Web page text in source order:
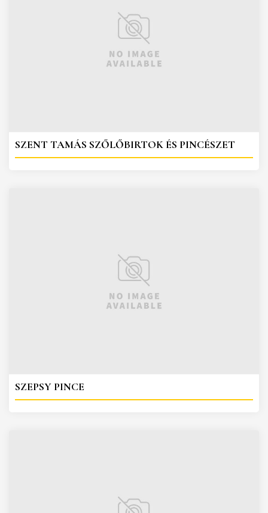
SZENT TAMÁS SZŐLŐBIRTOK ÉS PINCÉSZET
SZEPSY PINCE